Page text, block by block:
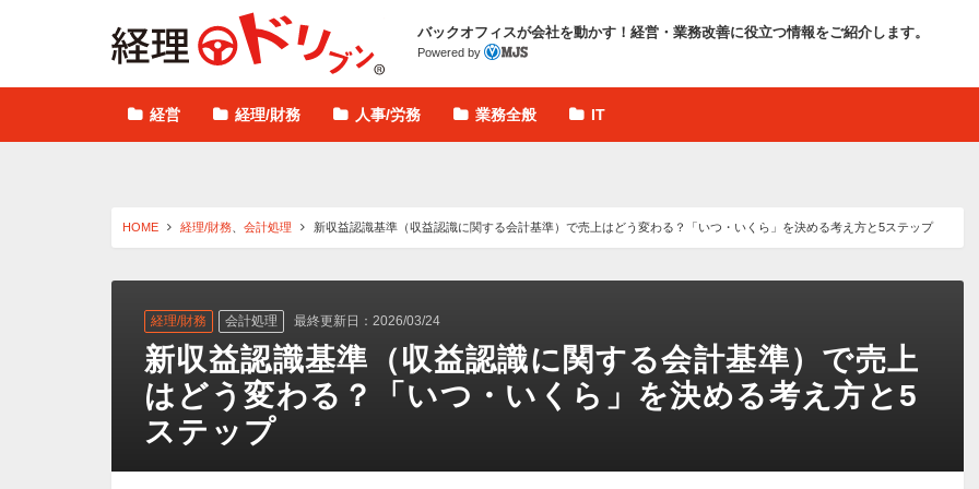
バックオフィスが会社を動かす！ 経営・業務改善に役立つ情報をご紹介します。
Powered by
経営 経理/財務 人事/労務 業務全般 IT
HOME 経理/財務 会計処理 新収益認識基準（収益認識に関する会計基準）で売上はどう変わる？「いつ・いくら」を決める考え方と5ステップ
経理/財務 会計処理 最終更新日：2026/03/24
新収益認識基準（収益認識に関する会計基準）で売上
はどう変わる？「いつ・いくら」を決める考え方と5
ステップ